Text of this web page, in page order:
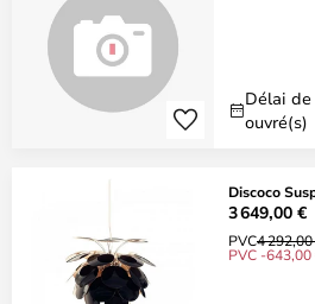
Délai de
ouvré(s)
Discoco
3 649,00 €
PVC4
PVC -643,00